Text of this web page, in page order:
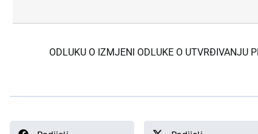
ODLUKU O IZMJENI ODLUKE O UTVRĐIVANJU